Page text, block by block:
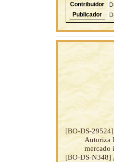
Contribuidor
Publicador
[BO-DS-29524]
Autoriza
mercado
[BO-DS-N348]